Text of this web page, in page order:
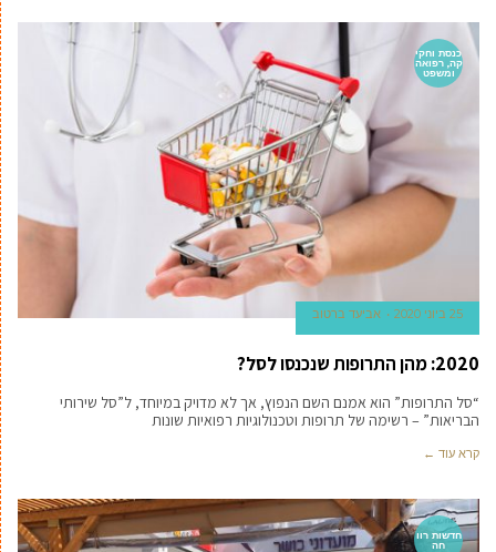
כנסת וחקי
קה, רפואה
ומשפט
25 ביוני 2020 אביעד ברטוב
2020: מהן התרופות שנכנסו לסל?
“סל התרופות” הוא אמנם השם הנפוץ, אך לא מדויק במיוחד, ל”סל שירותי
הבריאות” – רשימה של תרופות וטכנולוגיות רפואיות שונות
קרא עוד ←
חדשות רוו
חה